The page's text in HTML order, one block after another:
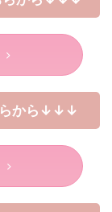
らから↓↓↓